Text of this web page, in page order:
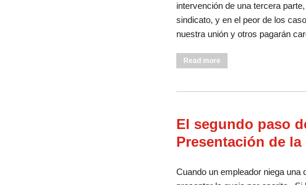
intervención de una tercera
sindicato, y en el peor de los
nuestra unión y otros pagarán
Read more
El segundo paso
Presentación de
Cuando un empleador niega una